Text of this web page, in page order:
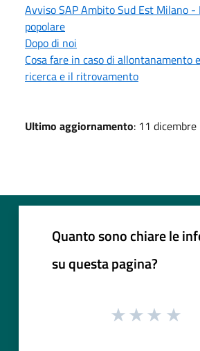
Avviso SAP Ambito Sud Est Milano -
popolare
Dopo di noi
Cosa fare in caso di allontanamento
ricerca e il ritrovamento
Ultimo aggiornamento: 11
Quanto sono chiare le
su questa pagina?